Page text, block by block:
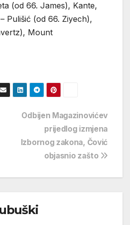
(od 66. James), Kante,
Pulišić (od 66. Ziyech),
Mount
Odbijen Magazinovićev
prijedlog izmjena
Izbornog zakona, Čović
objasnio zašto